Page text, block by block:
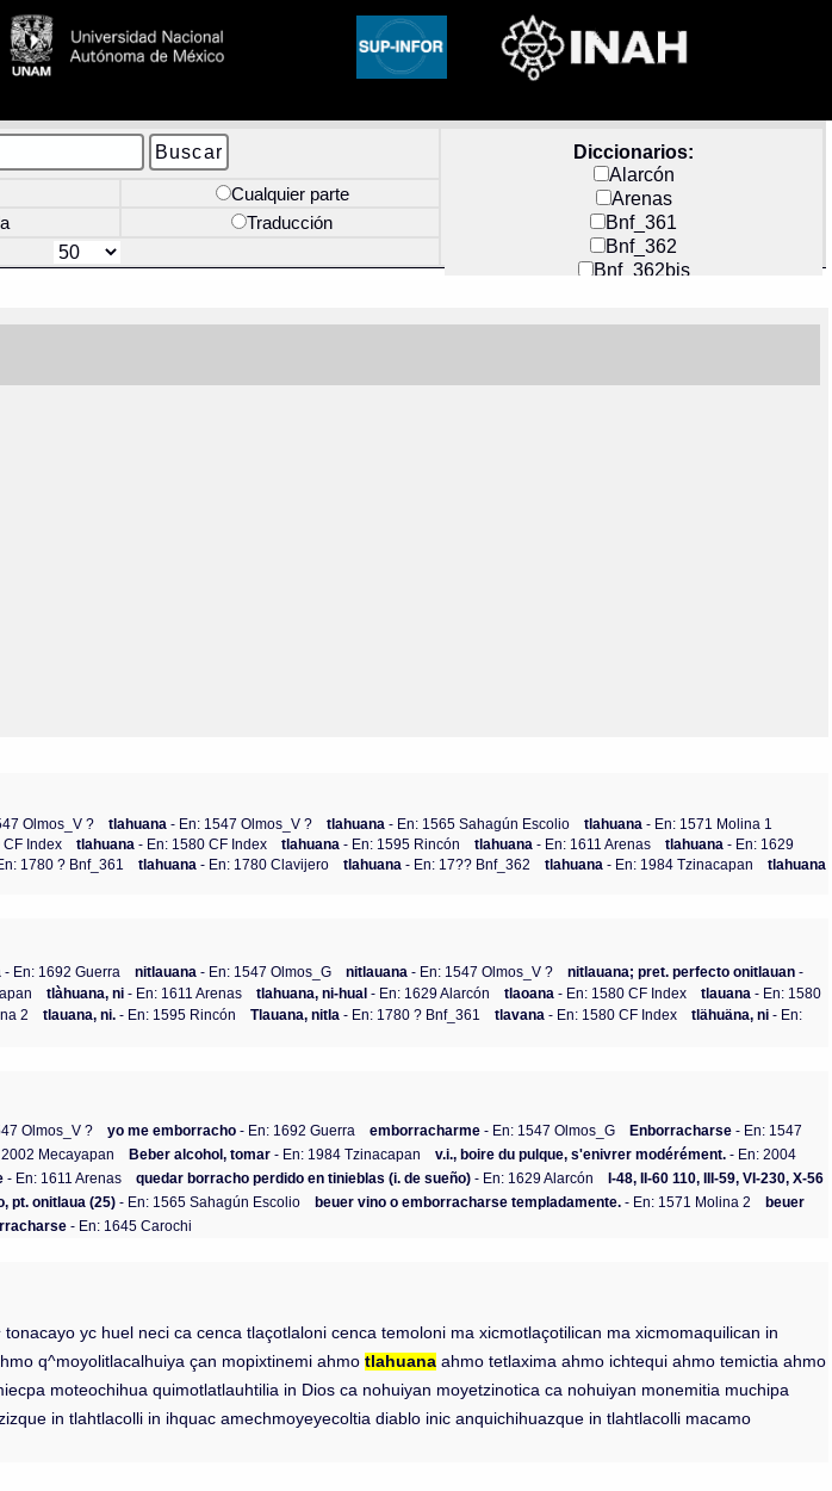
Diccionarios:
Alarcón
Arenas
Bnf_361
Bnf_362
Bnf_362bis
Docs_México
Cualquier parte
Traducción
Olmos_V ? tlahuana- En: 1547 Olmos_V ? tlahuana- En: 1565 Sahagún Escolio tlahuana- En: 1571 Molina 1
CF Index tlahuana- En: 1580 CF Index tlahuana- En: 1595 Rincón tlahuana- En: 1611 Arenas tlahuana- En: 1629
1780 ? Bnf_361 tlahuana- En: 1780 Clavijero tlahuana- En: 17?? Bnf_362 tlahuana- En: 1984 Tzinacapan
tlahuana
- En: 1692 Guerra nitlauana - En: 1547 Olmos_G nitlauana - En: 1547 Olmos_V ? nitlauana; pret. perfecto onitlauan -
tlàhuana, ni - En: 1611 Arenas tlahuana, ni-hual - En: 1629 Alarcón tlaoana - En: 1580 CF Index tlauana - En: 1580
2 tlauana, ni. - En: 1595 Rincón Tlauana, nitla - En: 1780 ? Bnf_361 tlavana - En: 1580 CF Index tlähuäna, ni - En:
Olmos_V ? yo me emborracho - En: 1692 Guerra emborracharme - En: 1547 Olmos_G Enborracharse - En: 1547
Mecayapan Beber alcohol, tomar - En: 1984 Tzinacapan v.i., boire du pulque, s'enivrer modérément. - En: 2004
- En: 1611 Arenas quedar borracho perdido en tinieblas (i. de sueño) - En: 1629 Alarcón
I-48, II-60 110, III-59, VI-230, X-56
pt. onitlaua (25) - En: 1565 Sahagún Escolio beuer vino o emborracharse templadamente. - En: 1571 Molina 2
beuer
- En: 1645 Carochi
yc huel neci ca cenca tlaçotlaloni cenca temoloni ma xicmotlaçotilican ma xicmomaquilican in
q^moyolitlacalhuiya çan mopixtinemi ahmotlahuana ahmo tetlaxima ahmo ichtequi ahmo temictia ahmo
moteochihua quimotlatlauhtilia in Dios ca nohuiyan moyetzinotica ca nohuiyan monemitia muchipa
in tlahtlacolli in ihquac amechmoyeyecoltia diablo inic anquichihuazque in tlahtlacolli macamo